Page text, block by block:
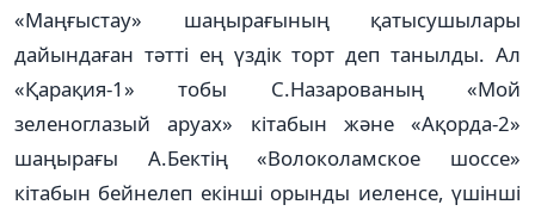
«Маңғыстау» шаңы­рағының қатысушылары
дайын­даған тәтті ең үздік торт деп танылды. Ал
«Қарақия-1» тобы С.Назарованың «Мой
зеленоглазый аруах» кітабын және «Ақорда-2»
шаңырағы А.Бектің «Волоколамское шоссе»
кітабын бейнелеп екінші орынды иеленсе, үшінші